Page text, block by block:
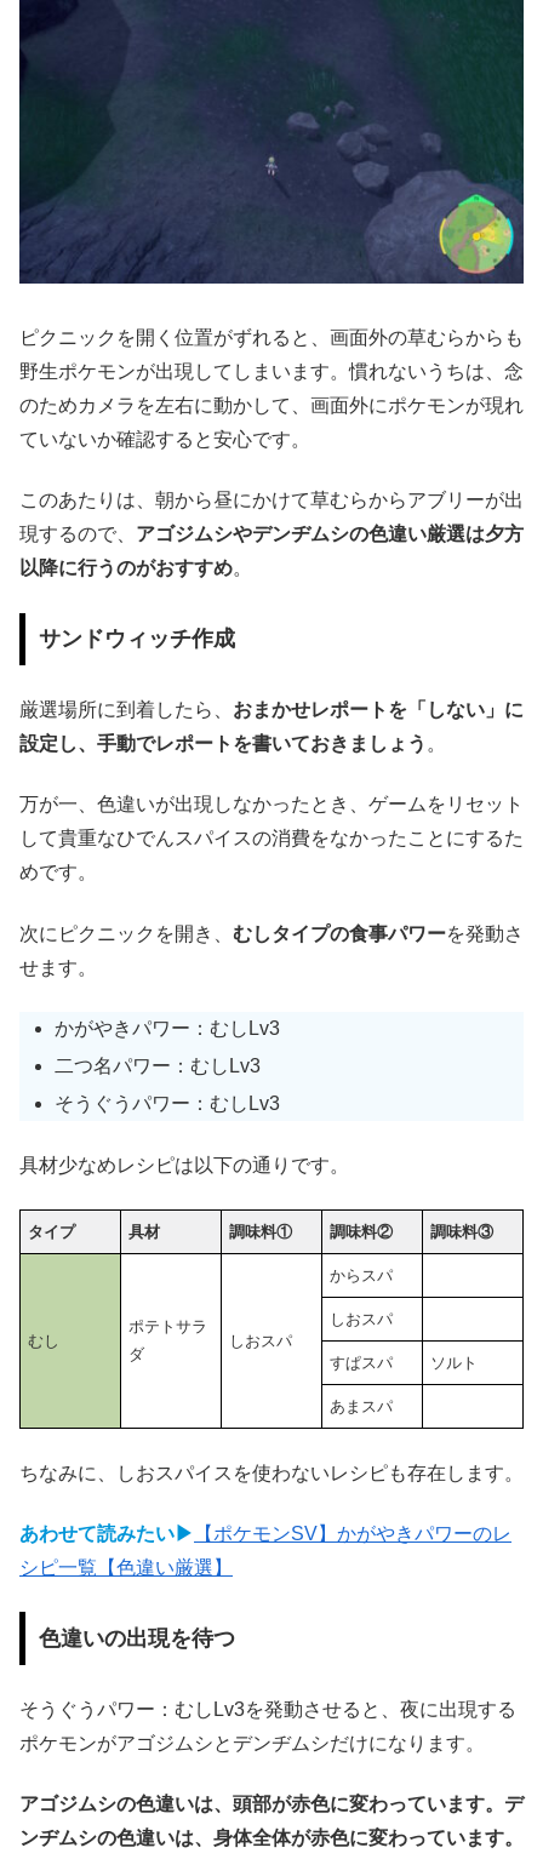
ピクニックを開く位置がずれると、画面外の草むらからも
野生ポケモンが出現してしまいます。慣れないうちは、念
のためカメラを左右に動かして、画面外にポケモンが現れ
ていないか確認すると安心です。
このあたりは、朝から昼にかけて草むらからアブリーが出
現するので、 アゴジムシやデンヂムシの色違い厳選は夕方
以降に行うのがおすすめ。
サンドウィッチ作成
厳選場所に到着したら、 おまかせレポートを「しない」に
設定し、手動でレポートを書いておきましょう 。
万が一、色違いが出現しなかったとき、ゲームをリセット
して貴重なひでんスパイスの消費をなかったことにするた
めです。
次にピクニックを開き、 むしタイプの食事パワーを発動さ
せます。
かがやきパワー：むしLv3
二つ名パワー：むしLv3
そうぐうパワー：むしLv3
具材少なめレシピは以下の通りです。
タイプ 具材 調味料① 調味料② 調味料③
むし
ポテトサラ
ダ
しおスパ
からスパ
しおスパ
すぱスパ ソルト
あまスパ
ちなみに、しおスパイスを使わないレシピも存在します。
あわせて読みたい▶
【ポケモンSV】かがやきパワーのレ
シピ一覧【色違い厳選】
色違いの出現を待つ
そうぐうパワー：むしLv3を発動させると、夜に出現する
ポケモンがアゴジムシとデンヂムシだけになります。
アゴジムシの色違いは、頭部が赤色に変わっています。デ
ンヂムシの色違いは、身体全体が赤色に変わっています。